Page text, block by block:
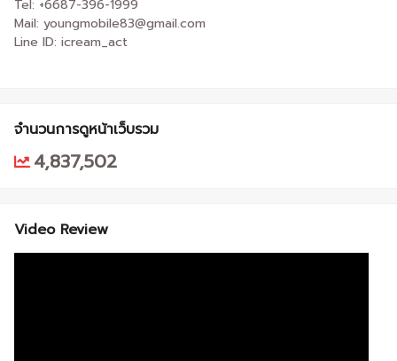
Tel: +6687-396-1999
Mail: youngmobile83@gmail.com
Line ID: icream_act
จำนวนการดูหน้าเว็บรวม
4,837,502
Video Review